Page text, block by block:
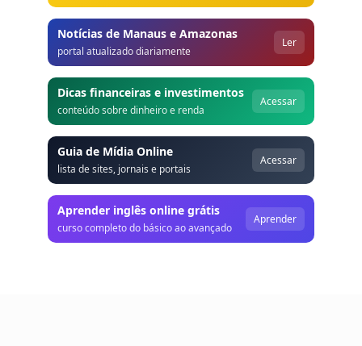
Notícias de Manaus e Amazonas
portal atualizado diariamente
Ler
Dicas financeiras e investimentos
conteúdo sobre dinheiro e renda
Acessar
Guia de Mídia Online
lista de sites, jornais e portais
Acessar
Aprender inglês online grátis
curso completo do básico ao avançado
Aprender